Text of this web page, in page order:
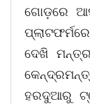
ଗୋଡ଼ରେ
ଦେଖି
ହରଦୁଆରୁ